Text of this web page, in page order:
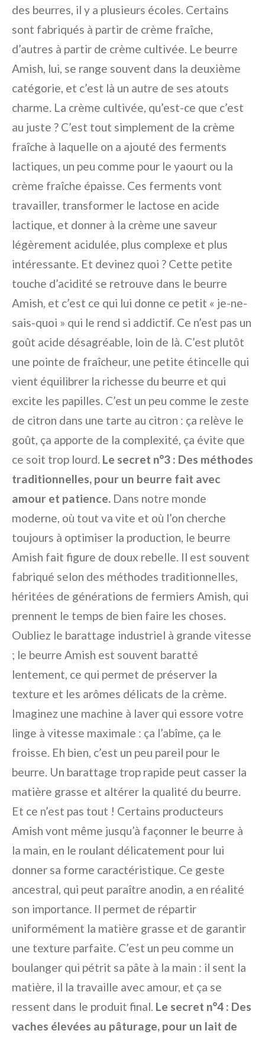
des beurres, il y a plusieurs écoles. Certains
sont fabriqués à partir de crème fraîche,
d’autres à partir de crème cultivée. Le beurre
Amish, lui, se range souvent dans la deuxième
catégorie, et c’est là un autre de ses atouts
charme. La crème cultivée, qu’est-ce que c’est
au juste ? C’est tout simplement de la crème
fraîche à laquelle on a ajouté des ferments
lactiques, un peu comme pour le yaourt ou la
crème fraîche épaisse. Ces ferments vont
travailler, transformer le lactose en acide
lactique, et donner à la crème une saveur
légèrement acidulée, plus complexe et plus
intéressante. Et devinez quoi ? Cette petite
touche d’acidité se retrouve dans le beurre
Amish, et c’est ce qui lui donne ce petit « je-ne-
sais-quoi » qui le rend si addictif. Ce n’est pas un
goût acide désagréable, loin de là. C’est plutôt
une pointe de fraîcheur, une petite étincelle qui
vient équilibrer la richesse du beurre et qui
excite les papilles. C’est un peu comme le zeste
de citron dans une tarte au citron : ça relève le
goût, ça apporte de la complexité, ça évite que
ce soit trop lourd. Le secret n°3 : Des méthodes
traditionnelles, pour un beurre fait avec
amour et patience. Dans notre monde
moderne, où tout va vite et où l’on cherche
toujours à optimiser la production, le beurre
Amish fait figure de doux rebelle. Il est souvent
fabriqué selon des méthodes traditionnelles,
héritées de générations de fermiers Amish, qui
prennent le temps de bien faire les choses.
Oubliez le barattage industriel à grande vitesse
; le beurre Amish est souvent baratté
lentement, ce qui permet de préserver la
texture et les arômes délicats de la crème.
Imaginez une machine à laver qui essore votre
linge à vitesse maximale : ça l’abîme, ça le
froisse. Eh bien, c’est un peu pareil pour le
beurre. Un barattage trop rapide peut casser la
matière grasse et altérer la qualité du beurre.
Et ce n’est pas tout ! Certains producteurs
Amish vont même jusqu’à façonner le beurre à
la main, en le roulant délicatement pour lui
donner sa forme caractéristique. Ce geste
ancestral, qui peut paraître anodin, a en réalité
son importance. Il permet de répartir
uniformément la matière grasse et de garantir
une texture parfaite. C’est un peu comme un
boulanger qui pétrit sa pâte à la main : il sent la
matière, il la travaille avec amour, et ça se
ressent dans le produit final. Le secret n°4 : Des
vaches élevées au pâturage, pour un lait de